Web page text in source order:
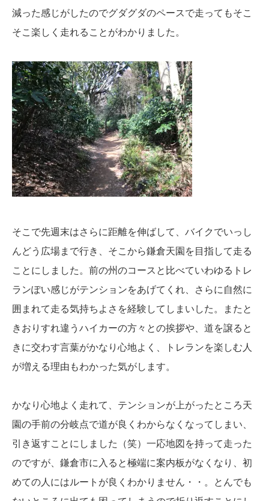
減った感じがしたのでグダグダのペースで走ってもそこ
そこ楽しく走れることがわかりました。
そこで先週末はさらに距離を伸ばして、バイクでいっし
んどう広場まで行き、そこから鎌倉天園を目指して走る
ことにしました。前の州のコースと比べていわゆるトレ
ランぽい感じがテンションをあげてくれ、さらに自然に
囲まれて走る気持ちよさを経験してしまいした。またと
きおりすれ違うハイカーの方々との挨拶や、道を譲ると
きに交わす言葉がかなり心地よく、トレランを楽しむ人
が増える理由もわかった気がします。
かなり心地よく走れて、テンションが上がったところ天
園の手前の分岐点で道が良くわからなくなってしまい、
引き返すことにしました（笑）一応地図を持って走った
のですが、鎌倉市に入ると極端に案内板がなくなり、初
めての人にはルートが良くわかりません・・。とんでも